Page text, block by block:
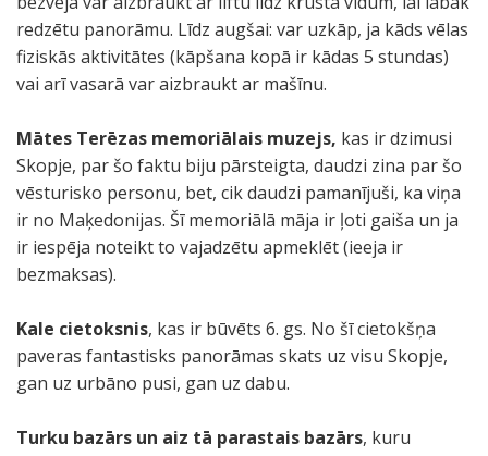
redzētu panorāmu. Līdz augšai: var uzkāp, ja kāds vēlas
fiziskās aktivitātes (kāpšana kopā ir kādas 5 stundas)
vai arī vasarā var aizbraukt ar mašīnu.
Mātes Terēzas memoriālais muzejs, kas ir dzimusi
Skopje, par šo faktu biju pārsteigta, daudzi zina par šo
vēsturisko personu, bet, cik daudzi pamanījuši, ka viņa
ir no Maķedonijas. Šī memoriālā māja ir ļoti gaiša un ja
ir iespēja noteikt to vajadzētu apmeklēt (ieeja ir
bezmaksas).
Kale cietoksnis, kas ir būvēts 6. gs. No šī cietokšņa
paveras fantastisks panorāmas skats uz visu Skopje,
gan uz urbāno pusi, gan uz dabu.
Turku bazārs un aiz tā parastais bazārs, kuru